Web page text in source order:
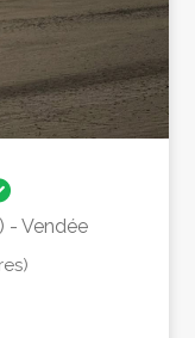
- Vendée